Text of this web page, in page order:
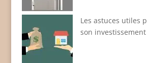
Les astuces utiles
son